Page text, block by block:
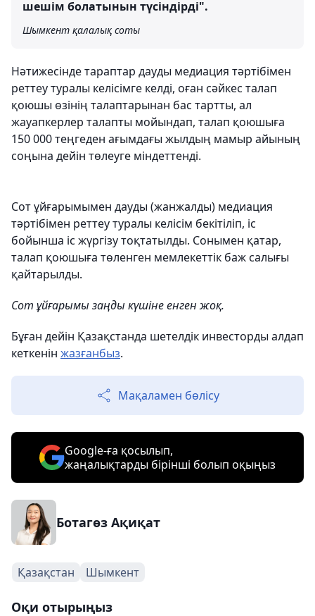
шешім болатынын түсіндірді".
Шымкент қалалық соты
Нәтижесінде тараптар дауды медиация тәртібімен
реттеу туралы келісімге келді, оған сәйкес талап
қоюшы өзінің талаптарынан бас тартты, ал
жауапкерлер талапты мойындап, талап қоюшыға
150 000 теңгеден ағымдағы жылдың мамыр айының
соңына дейін төлеуге міндеттенді.
Сот ұйғарымымен дауды (жанжалды) медиация
тәртібімен реттеу туралы келісім бекітіліп, іс
бойынша іс жүргізу тоқтатылды. Сонымен қатар,
талап қоюшыға төленген мемлекеттік баж салығы
қайтарылды.
Сот ұйғарымы заңды күшіне енген жоқ.
Бұған дейін Қазақстанда шетелдік инвесторды алдап
кеткенін жазғанбыз.
Мақаламен бөлісу
Google-ға қосылып,
жаңалықтарды бірінші болып оқыңыз
Ботагөз Ақиқат
Қазақстан Шымкент
Оқи отырыңыз